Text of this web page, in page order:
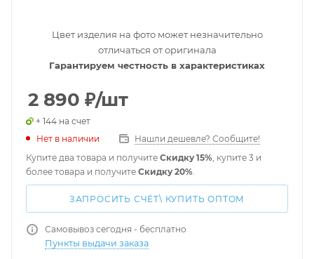
Цвет изделия на фото может незначительно
отличаться от оригинала
Гарантируем честность в характеристиках
2 890 ₽/шт
+ 144 на счет
Нет в наличии
Нашли дешевле? Сообщите!
Купите два товара и получите Скидку 15%, купите 3 и
более товара и получите Скидку 20%.
ЗАПРОСИТЬ СЧЁТ\ КУПИТЬ ОПТОМ
Самовывоз сегодня - бесплатно
Пункты выдачи заказа